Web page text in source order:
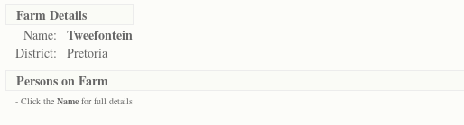
Farm Details
Name: Tweefontein
District: Pretoria
Persons on Farm
- Click the Name for full details